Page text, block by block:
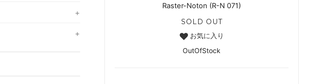
Raster-Noton (R-N 071)
SOLD OUT
お気に入り
OutOfStock